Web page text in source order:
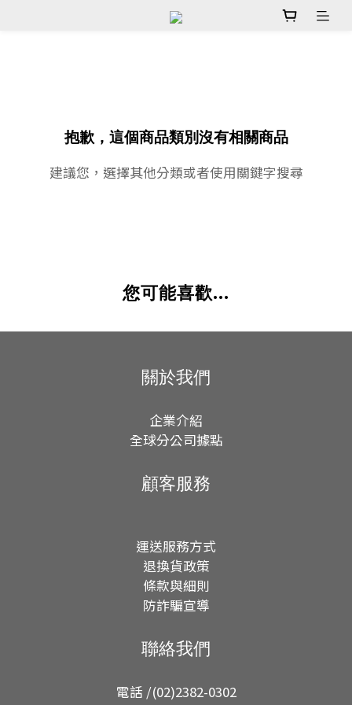
抱歉，這個商品類別沒有相關商品
建議您，選擇其他分類或者使用關鍵字搜尋
您可能喜歡...
關於我們
企業介紹
全球分公司據點
顧客服務
運送服務方式
退換貨政策
條款與細則
防詐騙宣導
聯絡我們
電話 /(02)2382-0302